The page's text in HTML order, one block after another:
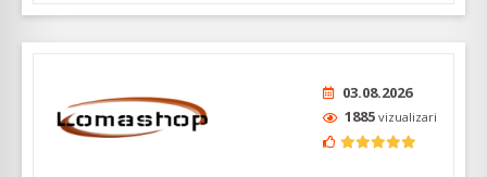
03.08.2026
1885 vizualizari